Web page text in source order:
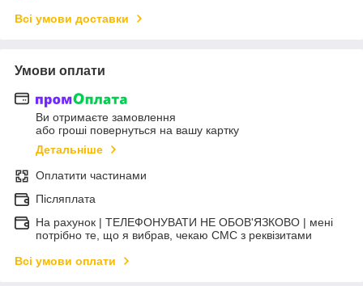
Всі умови доставки
Умови оплати
Ви отримаєте замовлення
або гроші повернуться на вашу картку
Детальніше
Оплатити частинами
Післяплата
На рахунок | ТЕЛЕФОНУВАТИ НЕ ОБОВ'ЯЗКОВО | мені
потрібно те, що я вибрав, чекаю СМС з реквізитами
Всі умови оплати